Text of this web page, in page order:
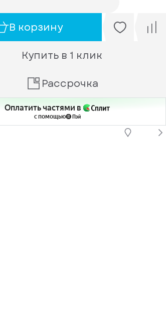
В корзину
Купить в 1 клик
Рассрочка
Оплатить частями в
с помощью